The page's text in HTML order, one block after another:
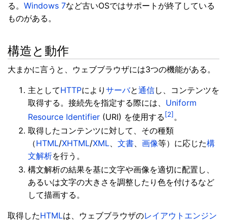
る。 Windows 7など古いOSではサポートが終了している
ものがある。
構造と動作
大まかに言うと、ウェブブラウザには3つの機能がある。
主としてHTTPにより サーバと通信し、コンテンツを
取得する。接続先を指定する際には、 Uniform
Resource Identifier (URI) を使用する [2] 。
取得したコンテンツに対して、その種類
（HTML/XHTML/XML 文書 画像等）に応じた構
文解析を行う。
構文解析の結果を基に文字や画像を適切に配置し、
あるいは文字の大きさを調整したり色を付けるなど
して描画する。
取得したHTMLは、ウェブブラウザのレイアウトエンジン